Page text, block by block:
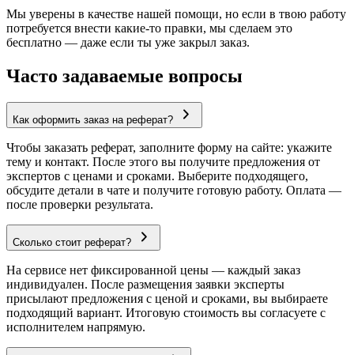
Мы уверены в качестве нашей помощи, но если в твою работу
потребуется внести какие-то правки, мы сделаем это
бесплатно — даже если ты уже закрыл заказ.
Часто задаваемые вопросы
Как оформить заказ на реферат?
Чтобы заказать реферат, заполните форму на сайте: укажите
тему и контакт. После этого вы получите предложения от
экспертов с ценами и сроками. Выберите подходящего,
обсудите детали в чате и получите готовую работу. Оплата —
после проверки результата.
Сколько стоит реферат?
На сервисе нет фиксированной цены — каждый заказ
индивидуален. После размещения заявки эксперты
присылают предложения с ценой и сроками, вы выбираете
подходящий вариант. Итоговую стоимость вы согласуете с
исполнителем напрямую.